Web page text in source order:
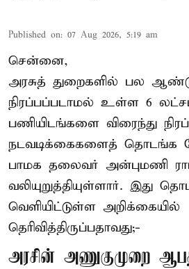
Published on: 07 Aug 2026, 5:19 am
சென்னை,
அரசுத் துறைகளில் பல
நிரப்பப்படாமல் உள்ள 6
பணியிடங்களை விரைந்து
நடவடிக்கைகளைத் தொடங்க
பாமக தலைவர் அன்புமணி
வலியுறுத்தியுள்ளார். இது
வெளியிட்டுள்ள அறிக்கையில்
தெரிவித்திருப்பதாவது;-
அரசின் அணுகுமுறை